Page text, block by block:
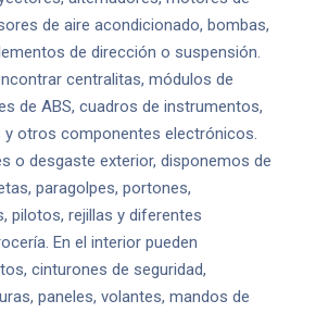
de aire acondicionado, bombas,
de dirección o suspensión.
centralitas, módulos de
de ABS, cuadros de instrumentos,
y otros componentes electrónicos.
o desgaste exterior, disponemos de
paragolpes, portones,
pilotos, rejillas y diferentes
En el interior pueden
cinturones de seguridad,
paneles, volantes, mandos de